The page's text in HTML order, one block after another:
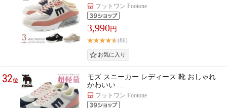
フットワン Footone
3,990円
(86)
32位
モズ スニーカー レディース 靴 おしゃれ
かわいい …
フットワン Footone